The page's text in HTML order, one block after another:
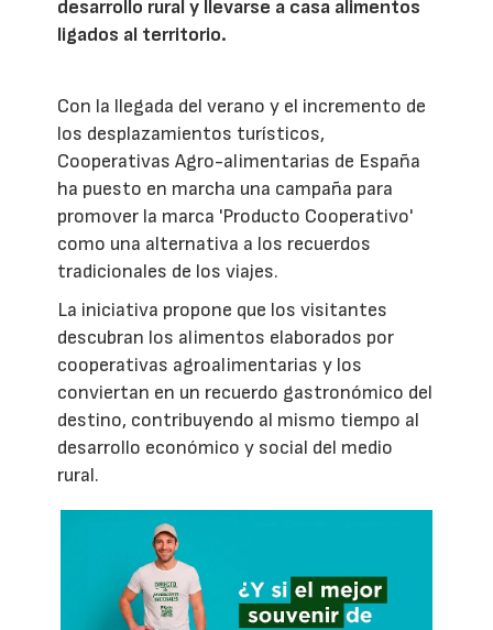
desarrollo rural y llevarse a casa alimentos
ligados al territorio.
Con la llegada del verano y el incremento de
los desplazamientos turísticos,
Cooperativas Agro-alimentarias de España
ha puesto en marcha una campaña para
promover la marca 'Producto Cooperativo'
como una alternativa a los recuerdos
tradicionales de los viajes.
La iniciativa propone que los visitantes
descubran los alimentos elaborados por
cooperativas agroalimentarias y los
conviertan en un recuerdo gastronómico del
destino, contribuyendo al mismo tiempo al
desarrollo económico y social del medio
rural.